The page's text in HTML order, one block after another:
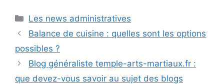
Catégories
Les news administratives
Balance de cuisine : quelles sont les options
possibles ?
Blog généraliste temple-arts-martiaux.fr :
que devez-vous savoir au sujet des blogs